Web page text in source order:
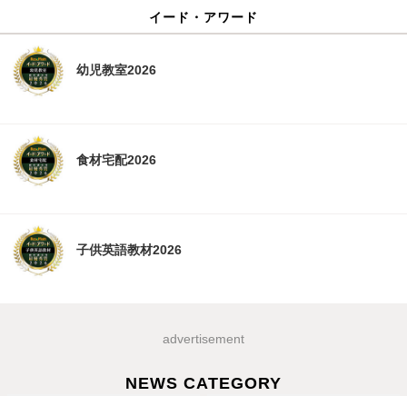
イード・アワード
幼児教室2026
食材宅配2026
子供英語教材2026
advertisement
NEWS CATEGORY